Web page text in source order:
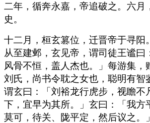
二年，循奔永嘉，帝追破之。六月
史。
十二月，桓玄篡位，迁晋帝于寻阳
从至建邺，玄见帝，谓司徒王谧曰
风骨不恒，盖人杰也。」每游集，
刘氏，尚书令耽之女也，聪明有智
谓玄曰：「刘裕龙行虎步，视瞻不
下，宜早为其所。」玄曰：「我方
莫可，待关、陇平定，然后议之。」